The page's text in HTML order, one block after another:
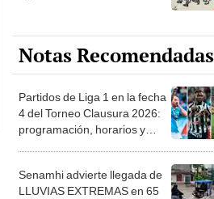
Notas Recomendadas
Partidos de Liga 1 en la fecha
4 del Torneo Clausura 2026:
programación, horarios y
Senamhi advierte llegada de
LLUVIAS EXTREMAS en 65